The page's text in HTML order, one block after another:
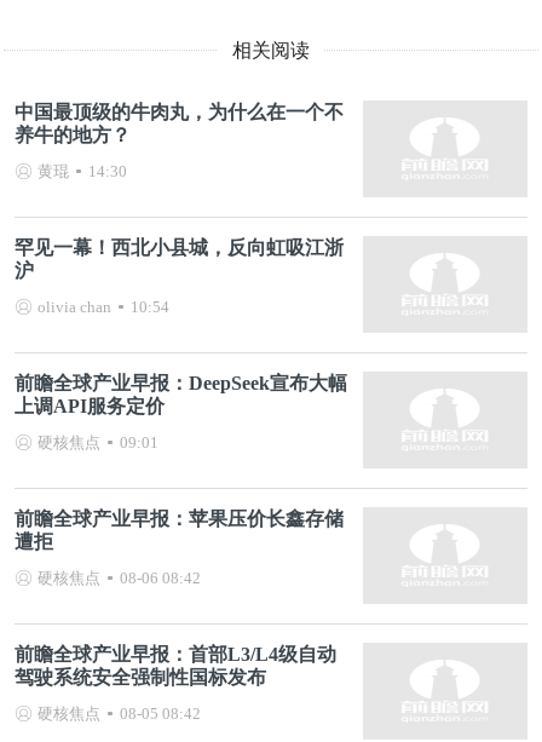
相关阅读
中国最顶级的牛肉丸，为什么在一个不
养牛的地方？
黄琨 14:30
罕见一幕！西北小县城，反向虹吸江浙
沪
olivia chan 10:54
前瞻全球产业早报：DeepSeek宣布大幅
上调API服务定价
硬核焦点 09:01
前瞻全球产业早报：苹果压价长鑫存储
遭拒
硬核焦点 08-06 08:42
前瞻全球产业早报：首部L3/L4级自动
驾驶系统安全强制性国标发布
硬核焦点 08-05 08:42